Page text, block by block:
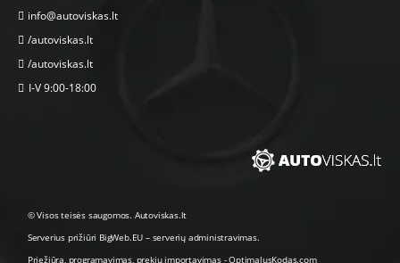
info@autoviskas.lt
/autoviskas.lt
/autoviskas.lt
I-V 9:00-18:00
© Visos teisės saugomos. Autoviskas.lt
Serverius prižiūri BigWeb.EU – serverių administravimas.
Priežiūra, programavimas prekių importavimas-OptimalusKodas.com